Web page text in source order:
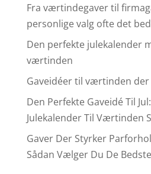
Fra værtindegaver til
personlige valg ofte det
Den perfekte julekalender
værtinden
Gaveidéer til værtinden
Den Perfekte Gaveidé Til
Julekalender Til Værtinden
Gaver Der Styrker
Sådan Vælger Du De